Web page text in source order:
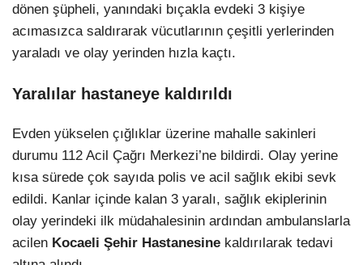
dönen şüpheli, yanındaki bıçakla evdeki 3 kişiye
acımasızca saldırarak vücutlarının çeşitli yerlerinden
yaraladı ve olay yerinden hızla kaçtı.
Yaralılar hastaneye kaldırıldı
Evden yükselen çığlıklar üzerine mahalle sakinleri
durumu 112 Acil Çağrı Merkezi’ne bildirdi. Olay yerine
kısa sürede çok sayıda polis ve acil sağlık ekibi sevk
edildi. Kanlar içinde kalan 3 yaralı, sağlık ekiplerinin
olay yerindeki ilk müdahalesinin ardından ambulanslarla
acilen Kocaeli Şehir Hastanesine kaldırılarak tedavi